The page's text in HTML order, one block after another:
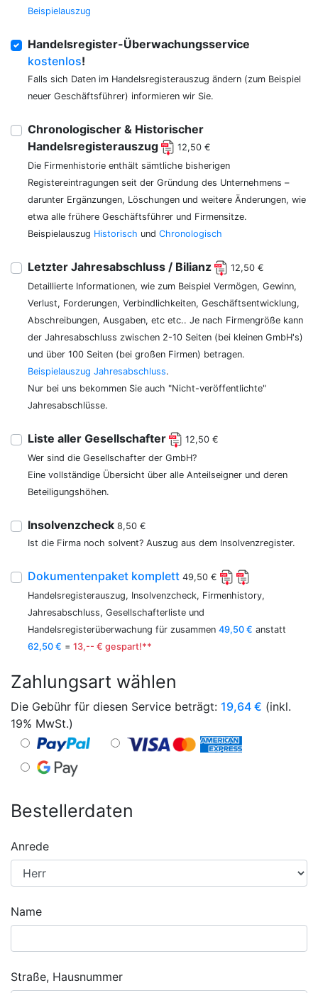
Beispielauszug
Handelsregister-Überwachungsservice
kostenlos!
Falls sich Daten im Handelsregisterauszug ändern (zum Beispiel
neuer Geschäftsführer) informieren wir Sie.
Chronologischer & Historischer
Handelsregisterauszug
12,50 €
Die Firmenhistorie enthält sämtliche bisherigen
Registereintragungen seit der Gründung des Unternehmens –
darunter Ergänzungen, Löschungen und weitere Änderungen, wie
etwa alle frühere Geschäftsführer und Firmensitze.
Beispielauszug Historisch und Chronologisch
Letzter Jahresabschluss / Bilianz
12,50 €
Detaillierte Informationen, wie zum Beispiel Vermögen, Gewinn,
Verlust, Forderungen, Verbindlichkeiten, Geschäftsentwicklung,
Abschreibungen, Ausgaben, etc etc.. Je nach Firmengröße kann
der Jahresabschluss zwischen 2-10 Seiten (bei kleinen GmbH's)
und über 100 Seiten (bei großen Firmen) betragen.
Beispielauszug Jahresabschluss.
Nur bei uns bekommen Sie auch "Nicht-veröffentlichte"
Jahresabschlüsse.
Liste aller Gesellschafter
12,50 €
Wer sind die Gesellschafter der GmbH?
Eine vollständige Übersicht über alle Anteilseigner und deren
Beteiligungshöhen.
Insolvenzcheck 8,50 €
Ist die Firma noch solvent? Auszug aus dem Insolvenzregister.
Dokumentenpaket komplett 49,50 €
Handelsregisterauszug, Insolvenzcheck, Firmenhistory,
Jahresabschluss, Gesellschafterliste und
Handelsregisterüberwachung für zusammen 49,50 € anstatt
62,50 € = 13,-- € gespart!**
Zahlungsart wählen
Die Gebühr für diesen Service beträgt: 19,64 € (inkl.
19% MwSt.)
Bestellerdaten
Anrede
Name
Straße, Hausnummer